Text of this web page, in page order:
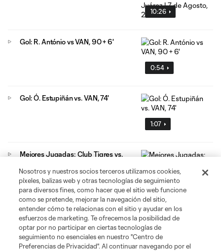
10:26
0:54
Gol: R. António vs VAN, 90 + 6'
1:07
Gol: Ó. Estupiñán vs. VAN, 74'
10:28
Mejores Jugadas: Club Tigres vs.
2026
Nosotros y nuestros socios terceros utilizamos cookies,
píxeles, balizas web y otras tecnologías de seguimiento
para diversos fines, como hacer que el sitio web funcione
como se pretende, mejorar la navegación del sitio,
entender cómo te relacionas con el sitio y ayudar en los
esfuerzos de marketing. Te ofrecemos la posibilidad de
optar por no participar en ciertas tecnologías de
seguimiento no esenciales en nuestro "Centro de
Preferencias de Privacidad". Al continuar navegando por el